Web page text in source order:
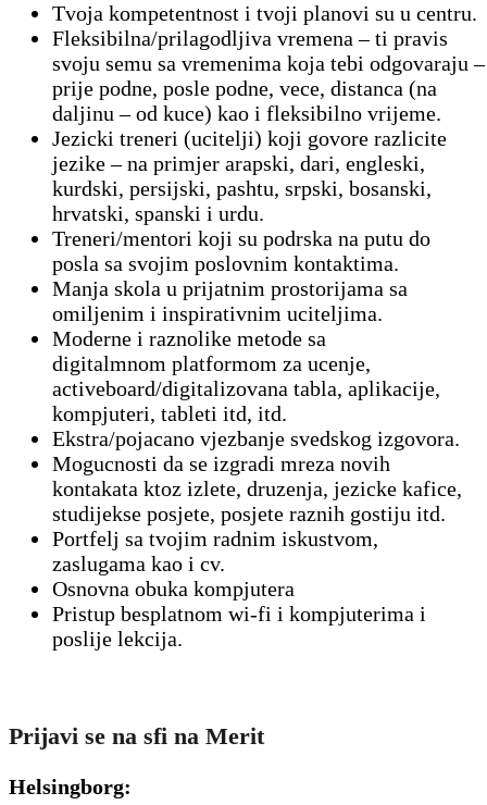
Tvoja kompetentnost i tvoji planovi su u centru.
Fleksibilna/prilagodljiva vremena – ti pravis
svoju semu sa vremenima koja tebi odgovaraju –
prije podne, posle podne, vece, distanca (na
daljinu – od kuce) kao i fleksibilno vrijeme.
Jezicki treneri (ucitelji) koji govore razlicite
jezike – na primjer arapski, dari, engleski,
kurdski, persijski, pashtu, srpski, bosanski,
hrvatski, spanski i urdu.
Treneri/mentori koji su podrska na putu do
posla sa svojim poslovnim kontaktima.
Manja skola u prijatnim prostorijama sa
omiljenim i inspirativnim uciteljima.
Moderne i raznolike metode sa
digitalmnom platformom za ucenje,
activeboard/digitalizovana tabla, aplikacije,
kompjuteri, tableti itd, itd.
Ekstra/pojacano vjezbanje svedskog izgovora.
Mogucnosti da se izgradi mreza novih
kontakata ktoz izlete, druzenja, jezicke kafice,
studijekse posjete, posjete raznih gostiju itd.
Portfelj sa tvojim radnim iskustvom,
zaslugama kao i cv.
Osnovna obuka kompjutera
Pristup besplatnom wi-fi i kompjuterima i
poslije lekcija.
Prijavi se na sfi na Merit
Helsingborg: